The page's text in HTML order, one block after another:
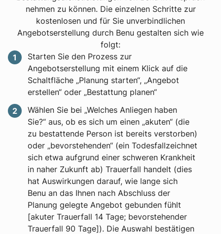
nehmen zu können. Die einzelnen Schritte zur
kostenlosen und für Sie unverbindlichen
Angebotserstellung durch Benu gestalten sich wie
folgt:
Starten Sie den Prozess zur
Angebotserstellung mit einem Klick auf die
Schaltfläche „Planung starten“, „Angebot
erstellen“ oder „Bestattung planen“
Wählen Sie bei „Welches Anliegen haben
Sie?“ aus, ob es sich um einen „akuten“ (die
zu bestattende Person ist bereits verstorben)
oder „bevorstehenden“ (ein Todesfallzeichnet
sich etwa aufgrund einer schweren Krankheit
in naher Zukunft ab) Trauerfall handelt (dies
hat Auswirkungen darauf, wie lange sich
Benu an das Ihnen nach Abschluss der
Planung gelegte Angebot gebunden fühlt
[akuter Trauerfall 14 Tage; bevorstehender
Trauerfall 90 Tage]). Die Auswahl bestätigen